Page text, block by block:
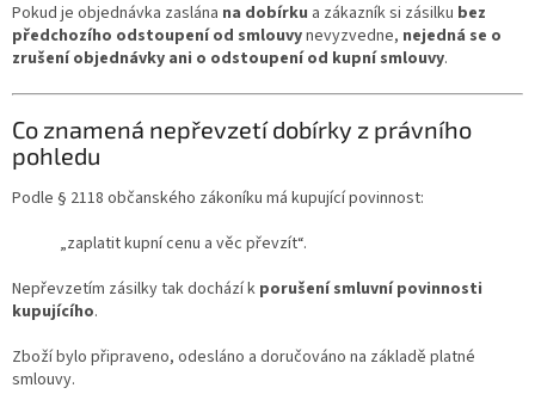
Pokud je objednávka zaslána na dobírku a zákazník si zásilku bez
předchozího odstoupení od smlouvynevyzvedne, nejedná se o
zrušení objednávky ani o odstoupení od kupní smlouvy.
Co znamená nepřevzetí dobírky z právního
pohledu
Podle § 2118 občanského zákoníku má kupující povinnost:
„zaplatit kupní cenu a věc převzít“.
Nepřevzetím zásilky tak dochází k porušení smluvní povinnosti
kupujícího.
Zboží bylo připraveno, odesláno a doručováno na základě platné
smlouvy.